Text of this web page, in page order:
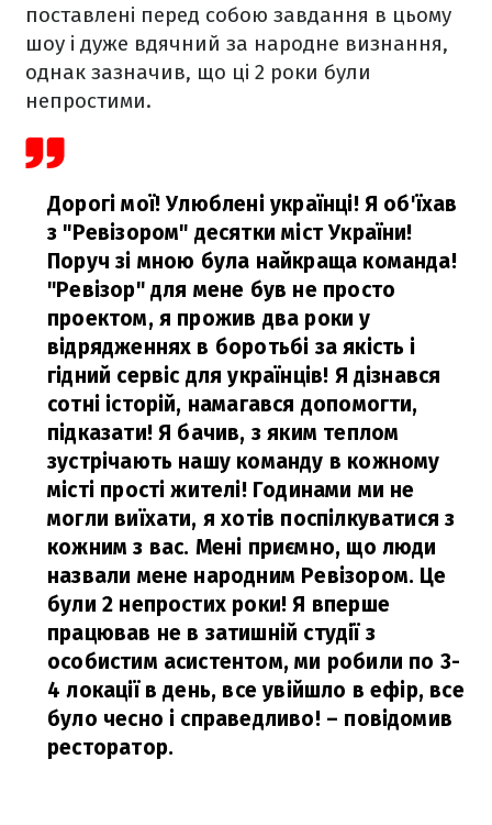
поставлені перед собою завдання в цьому
шоу і дуже вдячний за народне визнання,
однак зазначив, що ці 2 роки були
непростими.
Дорогі мої! Улюблені українці! Я об'їхав
з "Ревізором" десятки міст України!
Поруч зі мною була найкраща команда!
"Ревізор" для мене був не просто
проектом, я прожив два роки у
відрядженнях в боротьбі за якість і
гідний сервіс для українців! Я дізнався
сотні історій, намагався допомогти,
підказати! Я бачив, з яким теплом
зустрічають нашу команду в кожному
місті прості жителі! Годинами ми не
могли виїхати, я хотів поспілкуватися з
кожним з вас. Мені приємно, що люди
назвали мене народним Ревізором. Це
були 2 непростих роки! Я вперше
працював не в затишній студії з
особистим асистентом, ми робили по 3-
4 локації в день, все увійшло в ефір, все
було чесно і справедливо!– повідомив
ресторатор.